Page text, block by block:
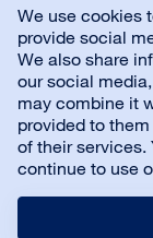
We use cookies
provide social
We also share
our social
may combine it
provided to
of their services.
continue to use
Contactați-ne
Customer
Despre noi